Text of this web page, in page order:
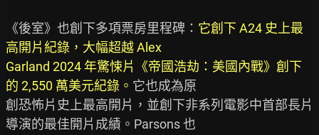
《後室》也創下多項票房里程碑： 它創下 A24 史上最
高開片紀錄，大幅超越 Alex
Garland 2024 年驚悚片《帝國浩劫：美國內戰》創下
的 2,550 萬美元紀錄。 它也成為原
創恐怖片史上最高開片，並創下非系列電影中首部長片
導演的最佳開片成績。Parsons 也